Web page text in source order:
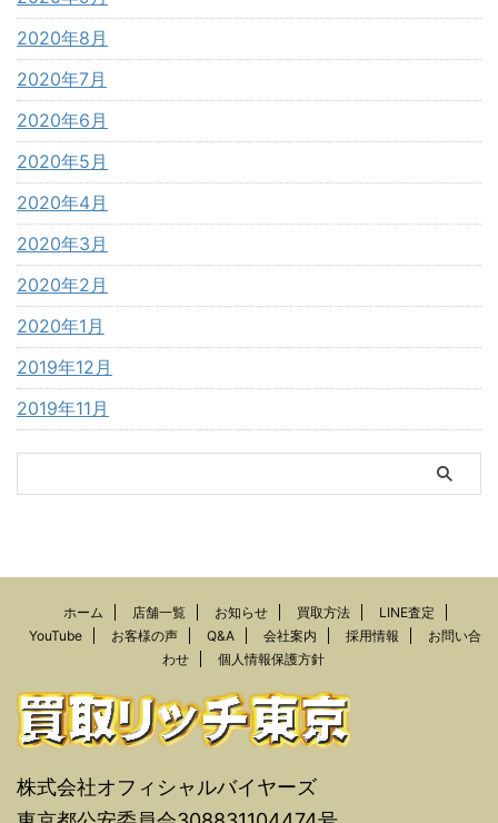
2020年8月
2020年7月
2020年6月
2020年5月
2020年4月
2020年3月
2020年2月
2020年1月
2019年12月
2019年11月
ホーム 店舗一覧 お知らせ 買取方法
LINE査定
YouTube
お客様の声 Q&A 会社案内 採用情報
お問い合
わせ
個人情報保護方針
株式会社オフィシャルバイヤーズ